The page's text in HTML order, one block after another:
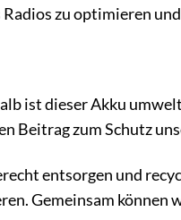
zu optimieren
ist dieser Akku
Beitrag zum Schutz
entsorgen und
Gemeinsam